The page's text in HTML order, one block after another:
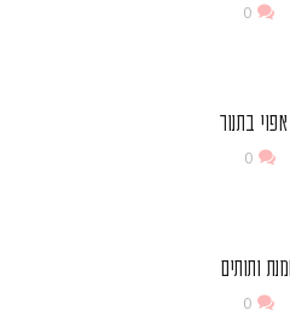
0
בתנור
0
ותותים
0